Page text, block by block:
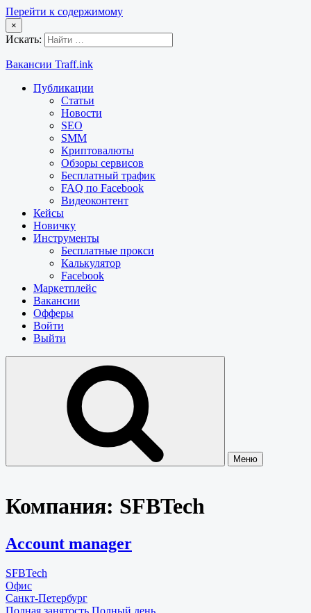
Перейти к содержимому
×
Искать:
Вакансии Traff.ink
Публикации
Статьи
Новости
SEO
SMM
Криптовалюты
Обзоры сервисов
Бесплатный трафик
FAQ по Facebook
Видеоконтент
Кейсы
Новичку
Инструменты
Бесплатные прокси
Калькулятор
Facebook
Маркетплейс
Вакансии
Офферы
Войти
Выйти
Меню
Компания: SFBTech
Account manager
SFBTech
Офис
Санкт-Петербург
Полная занятость Полный день